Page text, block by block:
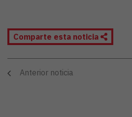
Comparte esta noticia
Anterior noticia